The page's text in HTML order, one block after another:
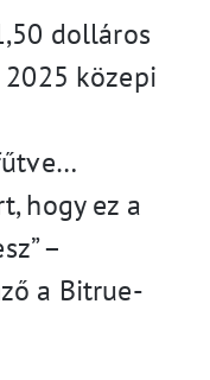
dolláros
közepi
hogy ez a
–
a Bitrue-